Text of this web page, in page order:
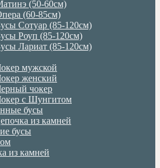
(50-60см)
(60-85см)
Сотуар (85-120см)
Роуп (85-120см)
Лариат (85-120см)
мужской
женский
чокер
с Шунгитом
бусы
из камней
бусы
из камней